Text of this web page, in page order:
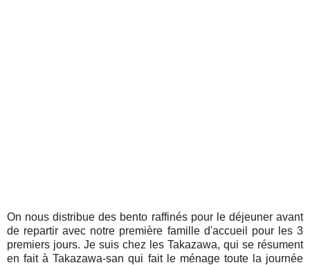
On nous distribue des bento raffinés pour le déjeuner avant
de repartir avec notre première famille d'accueil pour les 3
premiers jours. Je suis chez les Takazawa, qui se résument
en fait à Takazawa-san qui fait le ménage toute la journée